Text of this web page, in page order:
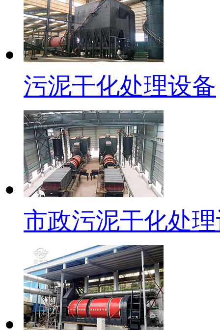
污泥干化处理设备
市政污泥干化处